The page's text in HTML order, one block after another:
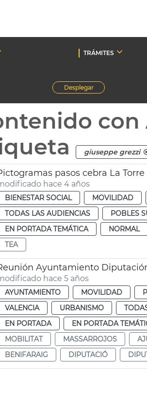
TRÁMITES
Desplegar
giuseppe grezzi
pasos cebra La Torre
hace 4 años
BIENESTAR SOCIAL MOVILIDAD
TODAS LAS AUDIENCIAS
POBLES
EN PORTADA TEMÁTICA
NORMAL
TEA
Ayuntamiento
hace 5 años
AYUNTAMIENTO MOVILIDAD
VALENCIA
URBANISMO
EN PORTADA
EN PORTADA
MOBILITAT
MASSARROJOS
BENIFARAIG
DIPUTACIÓ